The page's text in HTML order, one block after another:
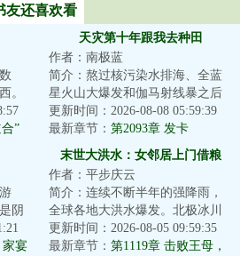
友还喜欢看
。
续
”
天灾第十年跟我去种田
作者：南极蓝
简介：熬过核污染水排海、全蓝
星火山大爆发和伽马射线暴之后
的天灾第十年，夏青昂首挺胸走
出安全区。谁都...
更新时间：2026-08-08 05:59:39
最新章节： 第2093章 发卡
阴
帮
家宴
末世大洪水：女邻居上门借粮
作者：平步庆云
简介：连续不断半年的强降雨，
全球各地大洪水爆发。北极冰川
融化，海平面上涨，海水倒灌江
河。冰封的远古...
更新时间：2026-08-05 09:59:35
最新章节： 第1119章 击败王母，